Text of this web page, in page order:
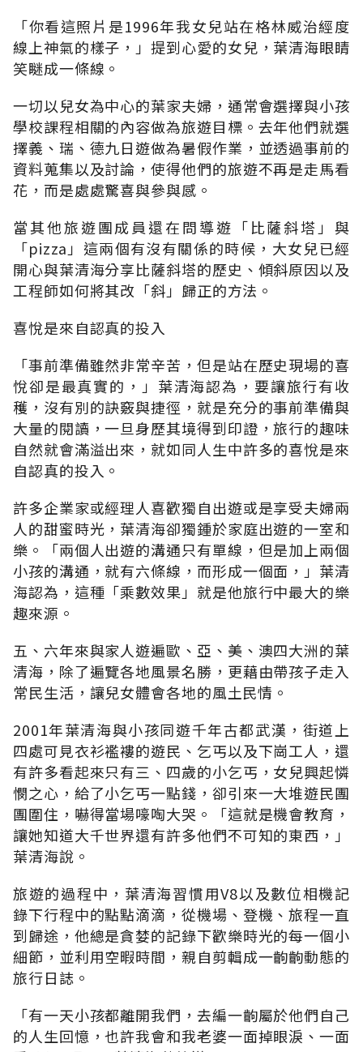
「你看這照片是1996年我女兒站在格林威治經度
線上神氣的樣子，」提到心愛的女兒，葉清海眼睛
笑瞇成一條線。
一切以兒女為中心的葉家夫婦，通常會選擇與小孩
學校課程相關的內容做為旅遊目標。去年他們就選
擇義、瑞、德九日遊做為暑假作業，並透過事前的
資料蒐集以及討論，使得他們的旅遊不再是走馬看
花，而是處處驚喜與參與感。
當其他旅遊團成員還在問導遊「比薩斜塔」與
「pizza」這兩個有沒有關係的時候，大女兒已經
開心與葉清海分享比薩斜塔的歷史、傾斜原因以及
工程師如何將其改「斜」歸正的方法。
喜悅是來自認真的投入
「事前準備雖然非常辛苦，但是站在歷史現場的喜
悅卻是最真實的，」葉清海認為，要讓旅行有收
穫，沒有別的訣竅與捷徑，就是充分的事前準備與
大量的閱讀，一旦身歷其境得到印證，旅行的趣味
自然就會滿溢出來，就如同人生中許多的喜悅是來
自認真的投入。
許多企業家或經理人喜歡獨自出遊或是享受夫婦兩
人的甜蜜時光，葉清海卻獨鍾於家庭出遊的一室和
樂。「兩個人出遊的溝通只有單線，但是加上兩個
小孩的溝通，就有六條線，而形成一個面，」葉清
海認為，這種「乘數效果」就是他旅行中最大的樂
趣來源。
五、六年來與家人遊遍歐、亞、美、澳四大洲的葉
清海，除了遍覽各地風景名勝，更藉由帶孩子走入
常民生活，讓兒女體會各地的風土民情。
2001年葉清海與小孩同遊千年古都武漢，街道上
四處可見衣衫襤褸的遊民、乞丐以及下崗工人，還
有許多看起來只有三、四歲的小乞丐，女兒興起憐
憫之心，給了小乞丐一點錢，卻引來一大堆遊民團
團圍住，嚇得當場嚎啕大哭。「這就是機會教育，
讓她知道大千世界還有許多他們不可知的東西，」
葉清海說。
旅遊的過程中，葉清海習慣用V8以及數位相機記
錄下行程中的點點滴滴，從機場、登機、旅程一直
到歸途，他總是貪婪的記錄下歡樂時光的每一個小
細節，並利用空暇時間，親自剪輯成一齣齣動態的
旅行日誌。
「有一天小孩都離開我們，去編一齣屬於他們自己
的人生回憶，也許我會和我老婆一面掉眼淚、一面